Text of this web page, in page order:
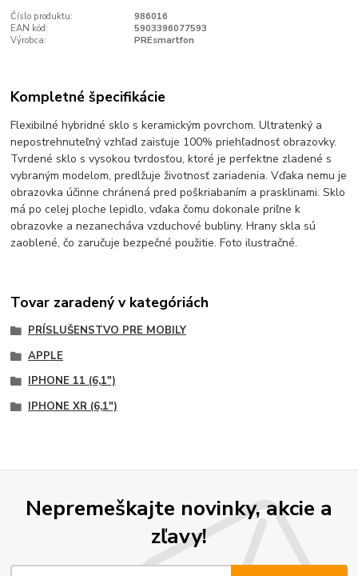
Číslo produktu:
986016
EAN kód:
5903396077593
Výrobca:
PREsmartfon
Kompletné špecifikácie
Flexibilné hybridné sklo s keramickým povrchom. Ultratenký a
nepostrehnuteľný vzhľad zaisťuje 100% priehľadnosť obrazovky.
Tvrdené sklo s vysokou tvrdosťou, ktoré je perfektne zladené s
vybraným modelom, predlžuje životnosť zariadenia. Vďaka nemu je
obrazovka účinne chránená pred poškriabaním a prasklinami. Sklo
má po celej ploche lepidlo, vďaka čomu dokonale priľne k
obrazovke a nezanecháva vzduchové bubliny. Hrany skla sú
zaoblené, čo zaručuje bezpečné použitie. Foto ilustračné.
Tovar zaradený v kategóriách
PRÍSLUŠENSTVO PRE MOBILY
APPLE
IPHONE 11 (6,1")
IPHONE XR (6,1")
Nepremeškajte novinky, akcie a
zľavy!